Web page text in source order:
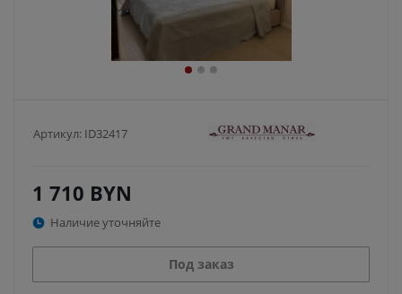
Артикул: ID32417
1 710 BYN
Наличие уточняйте
Под заказ